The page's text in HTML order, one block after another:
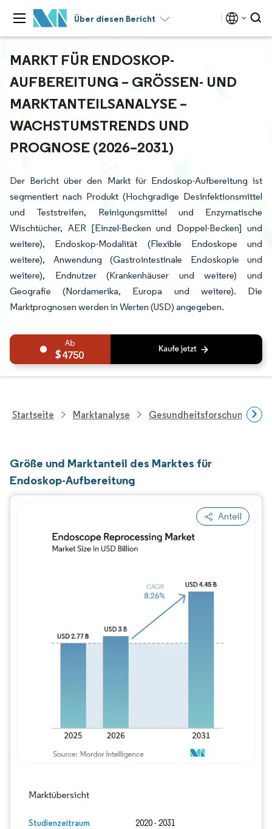
Über diesen Bericht
MARKT FÜR ENDOSKOP-
AUFBEREITUNG – GRÖSSEN- UND M
ARKTANTEILSANALYSE – W
ACHSTUMSTRENDS UND P
ROGNOSE (2026–2031)
Der Bericht über den Markt für Endoskop-Aufbereitung ist
segmentiert nach Produkt (Hochgradige Desinfektionsmittel
und Teststreifen, Reinigungsmittel und Enzymatische
Wischtücher, AER [Einzel-Becken und Doppel-Becken] und
weitere), Endoskop-Modalität (Flexible Endoskope und
weitere), Anwendung (Gastrointestinale Endoskopie und
weitere), Endnutzer (Krankenhäuser und weitere) und
Geografie (Nordamerika, Europa und weitere). Die
Marktprognosen werden in Werten (USD) angegeben.
4750
Startseite Marktanalyse Gesundheitsforschung
Größe und Marktanteil des Marktes für
Endoskop-Aufbereitung
Anteil
Marktübersicht
Studienzeitraum 2020 - 2031